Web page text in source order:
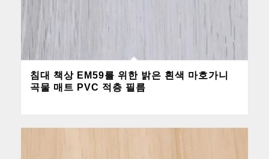
침대 책상 EM59를 위한 밝은 흰색 마호가니
곡물 매트 PVC 적층 필름